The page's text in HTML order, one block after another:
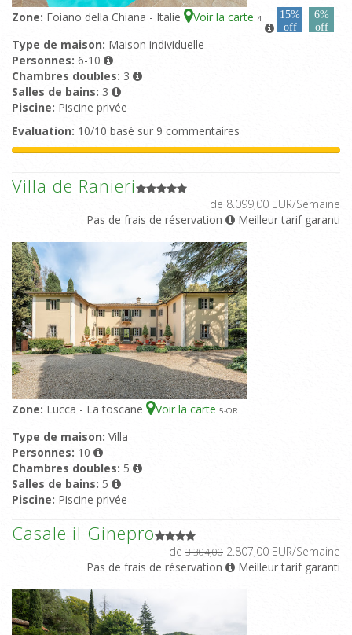
Zone: Foiano della Chiana - Italie Voir la carte 4
15%
off
6%
off
Type de maison: Maison individuelle
Personnes: 6-10
Chambres doubles: 3
Salles de bains: 3
Piscine: Piscine privée
Evaluation: 10/10 basé sur 9 commentaires
Villa de Ranieri
de 8.099,00 EUR/Semaine
Pas de frais de réservation
Meilleur tarif garanti
Zone: Lucca - La toscane Voir la carte 5-OR
Type de maison: Villa
Personnes: 10
Chambres doubles: 5
Salles de bains: 5
Piscine: Piscine privée
Casale il Ginepro
de 3.304,00 2.807,00 EUR/Semaine
Pas de frais de réservation
Meilleur tarif garanti